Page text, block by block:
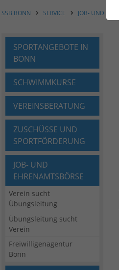
SSB BONN SERVICE JOB- UND
SPORTANGEBOTE IN
BONN
SCHWIMMKURSE
VEREINSBERATUNG
ZUSCHÜSSE UND
SPORTFÖRDERUNG
JOB- UND
EHRENAMTSBÖRSE
Verein sucht
Übungsleitung
Übungsleitung sucht
Verein
Freiwilligenagentur
Bonn